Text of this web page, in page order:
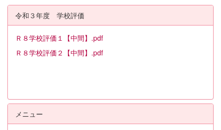
令和３年度 学校評価
Ｒ８学校評価１【中間】.pdf
Ｒ８学校評価２【中間】.pdf
メニュー